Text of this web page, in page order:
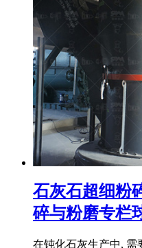
石灰石超细粉
碎与粉磨专栏
在钝化石灰生产中, 需